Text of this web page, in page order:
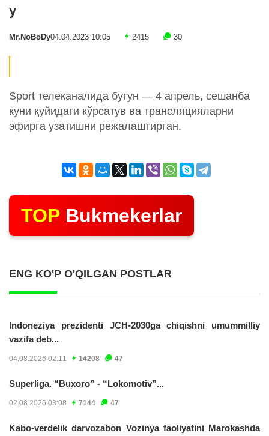
y
Mr.NoBoDy04.04.2023 10:05 2415 30
Sport телеканалида бугун — 4 апрель, сешанба
куни қуйидаги кўрсатув ва трансляцияларни
эфирга узатишни режалаштирган.
TOP Bukmekerlar
ENG KO'P O'QILGAN POSTLAR
Indoneziya prezidenti JCH-2030ga chiqishni umummilliy
vazifa deb...
04.08.2026 02:11 14208 47
Superliga. “Buxoro” - “Lokomotiv”...
02.08.2026 03:08 7144 47
Kabo-verdelik darvozabon Vozinya faoliyatini Marokashda